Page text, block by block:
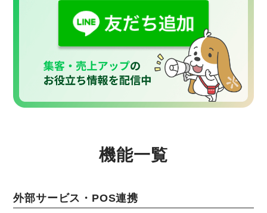
機能一覧
外部サービス・POS連携